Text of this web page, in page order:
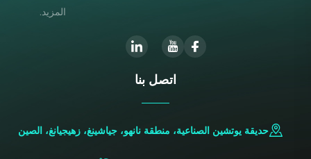
المزيد.
اتصل بنا
حديقة يوتشين الصناعية، منطقة نانهو، جياشينغ، زهيجيانغ، الصين